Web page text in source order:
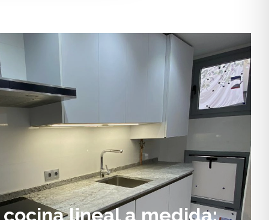
lineal a medida: